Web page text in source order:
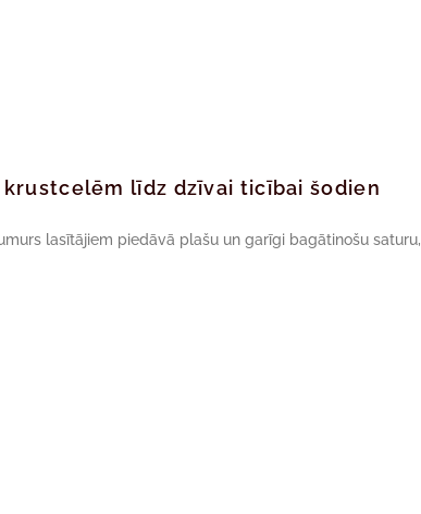
līdz dzīvai ticībai šodien
lasītājiem piedāvā plašu un garīgi bagātinošu saturu,